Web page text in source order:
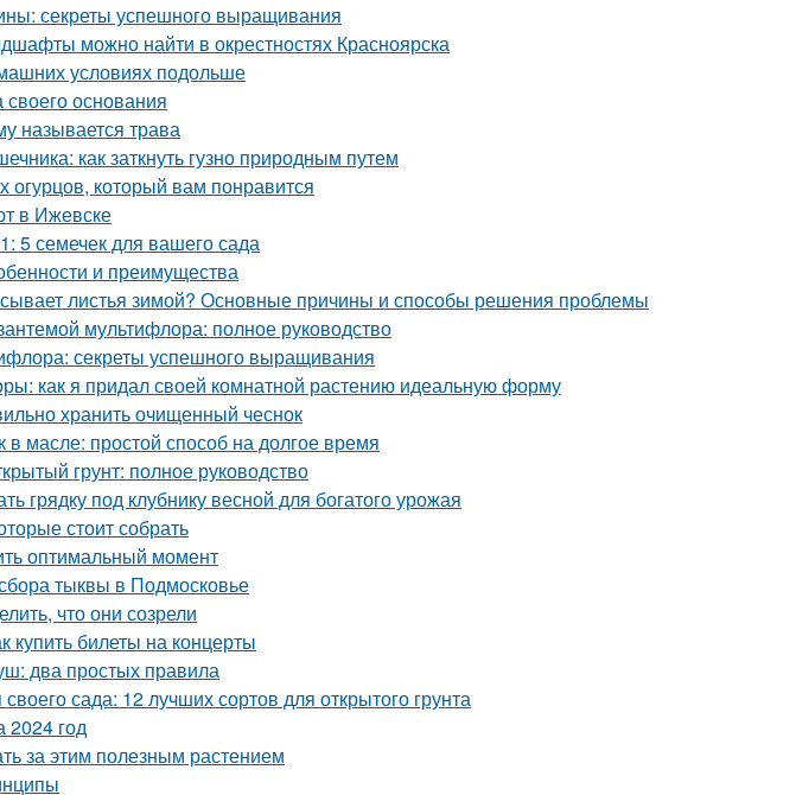
секреты успешного выращивания
можно найти в окрестностях Красноярска
условиях подольше
основания
называется трава
как заткнуть гузно природным путем
который вам понравится
в Ижевске
семечек для вашего сада
и преимущества
листья зимой? Основные причины и способы решения проблемы
мультифлора: полное руководство
секреты успешного выращивания
как я придал своей комнатной растению идеальную форму
хранить очищенный чеснок
масле: простой способ на долгое время
грунт: полное руководство
грядку под клубнику весной для богатого урожая
стоит собрать
оптимальный момент
тыквы в Подмосковье
что они созрели
купить билеты на концерты
два простых правила
сада: 12 лучших сортов для открытого грунта
2024 год
за этим полезным растением